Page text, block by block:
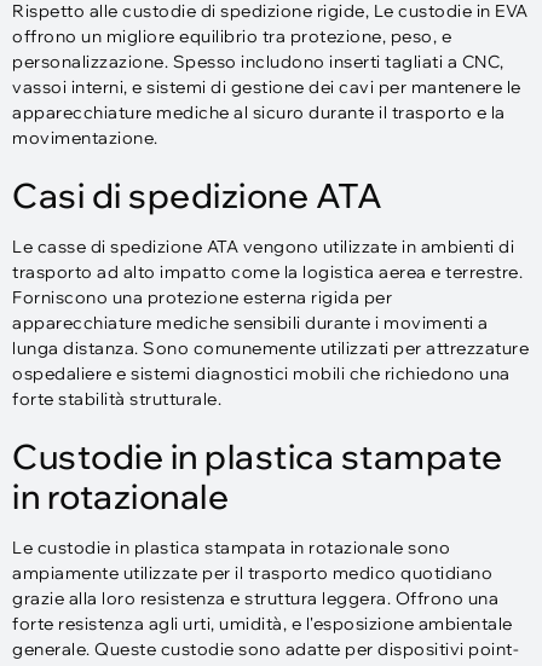
Rispetto alle custodie di spedizione rigide, Le custodie in EVA
offrono un migliore equilibrio tra protezione, peso, e
personalizzazione. Spesso includono inserti tagliati a CNC,
vassoi interni, e sistemi di gestione dei cavi per mantenere le
apparecchiature mediche al sicuro durante il trasporto e la
movimentazione.
Casi di spedizione ATA
Le casse di spedizione ATA vengono utilizzate in ambienti di
trasporto ad alto impatto come la logistica aerea e terrestre.
Forniscono una protezione esterna rigida per
apparecchiature mediche sensibili durante i movimenti a
lunga distanza. Sono comunemente utilizzati per attrezzature
ospedaliere e sistemi diagnostici mobili che richiedono una
forte stabilità strutturale.
Custodie in plastica stampate
in rotazionale
Le custodie in plastica stampata in rotazionale sono
ampiamente utilizzate per il trasporto medico quotidiano
grazie alla loro resistenza e struttura leggera. Offrono una
forte resistenza agli urti, umidità, e l'esposizione ambientale
generale. Queste custodie sono adatte per dispositivi point-